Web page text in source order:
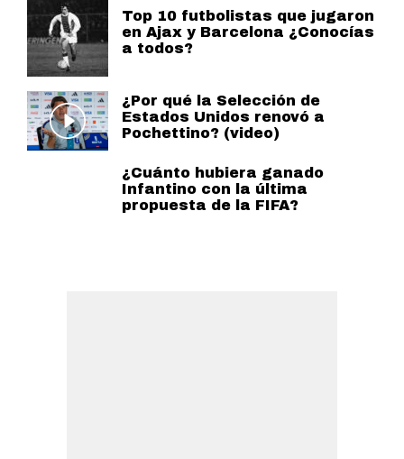
Top 10 futbolistas que jugaron
en Ajax y Barcelona ¿Conocías
a todos?
¿Por qué la Selección de
Estados Unidos renovó a
Pochettino? (video)
¿Cuánto hubiera ganado
Infantino con la última
propuesta de la FIFA?